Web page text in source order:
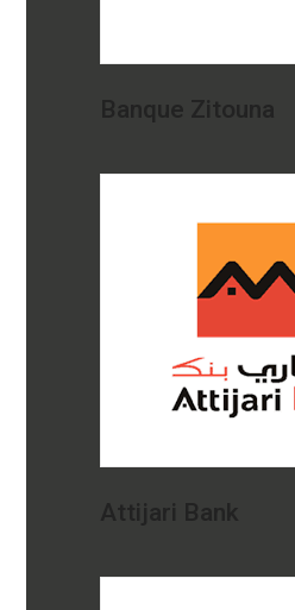
Banque Zitouna
Attijari Bank